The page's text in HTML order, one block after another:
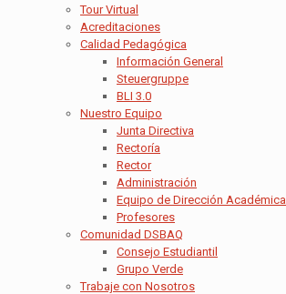
Tour Virtual
Acreditaciones
Calidad Pedagógica
Información General
Steuergruppe
BLI 3.0
Nuestro Equipo
Junta Directiva
Rectoría
Rector
Administración
Equipo de Dirección Académica
Profesores
Comunidad DSBAQ
Consejo Estudiantil
Grupo Verde
Trabaje con Nosotros